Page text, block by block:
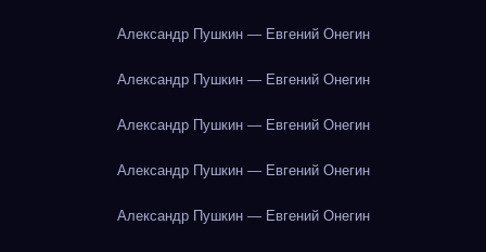
Александр Пушкин — Евгений Онегин
Александр Пушкин — Евгений Онегин
Александр Пушкин — Евгений Онегин
Александр Пушкин — Евгений Онегин
Александр Пушкин — Евгений Онегин